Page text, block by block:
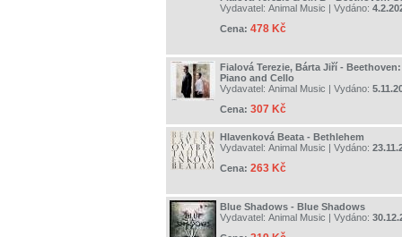
Vydavatel: Animal Music | Vydáno:
Cena: 478 Kč
Fialová Terezie, Bárta Jiří -
Piano and Cello
Vydavatel: Animal Music | Vydáno:
Cena: 307 Kč
Hlavenková Beata - Bethlehem
Vydavatel: Animal Music | Vydáno:
Cena: 263 Kč
Blue Shadows - Blue Shadows
Vydavatel: Animal Music | Vydáno: